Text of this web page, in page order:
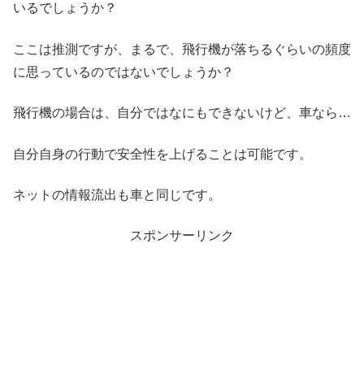
いるでしょうか？
ここは推測ですが、まるで、飛行機が落ちるぐらいの頻度
に思っているのではないでしょうか？
飛行機の場合は、自分ではなにもできないけど、車なら…
自分自身の行動で安全性を上げることは可能です。
ネットの情報流出も車と同じです。
スポンサーリンク